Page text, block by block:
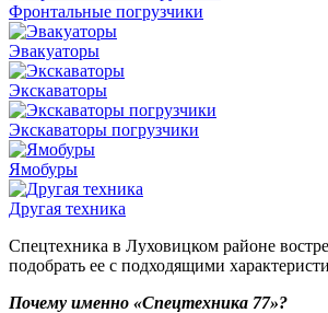
Фронтальные погрузчики
Эвакуаторы
Экскаваторы
Экскаваторы погрузчики
Ямобуры
Другая техника
Спецтехника в Луховицком районе
подобрать ее с подходящими
Почему именно «Спецтехника 77»?